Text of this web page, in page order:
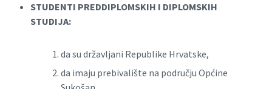
STUDENTI PREDDIPLOMSKIH I DIPLOMSKIH
STUDIJA:
da su državljani Republike Hrvatske,
da imaju prebivalište na području Općine